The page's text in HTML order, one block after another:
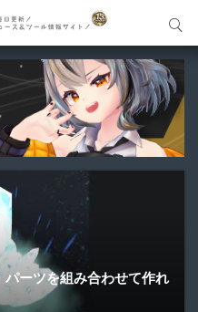
構築出来るUnreal Engine
トライブラリやエディタ
ーツを組み合わせて作れ
で商用利用OKなVRChat
ーティストが実際の解剖
サイト内検索